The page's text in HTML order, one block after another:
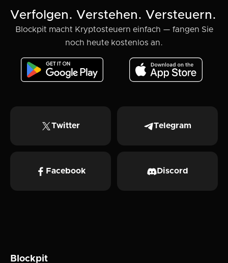
Verfolgen. Verstehen. Versteuern.
Blockpit macht Kryptosteuern einfach — fangen Sie
noch heute kostenlos an.
Twitter Telegram
Facebook Discord
Blockpit